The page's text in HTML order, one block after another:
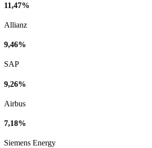
11,47%
Allianz
9,46%
SAP
9,26%
Airbus
7,18%
Siemens Energy